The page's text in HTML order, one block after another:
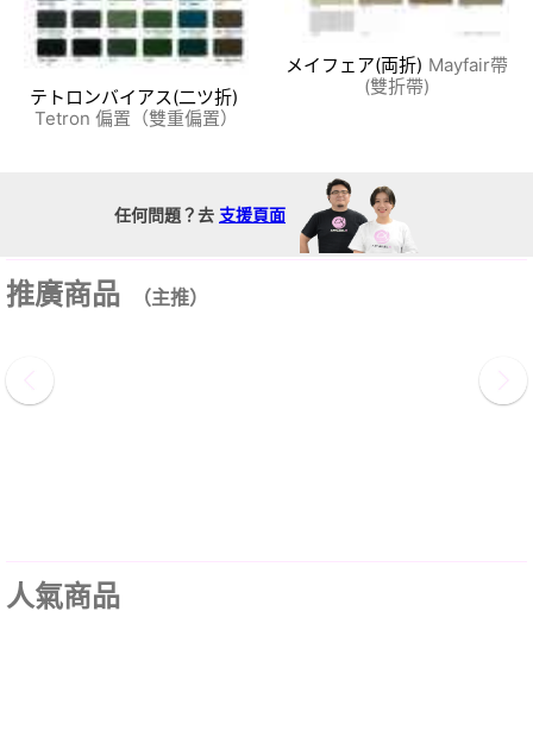
テトロンバイアス(二ツ折)
Tetron 偏置（雙重偏置）
メイフェア(両折) Mayfair帶
(雙折帶)
任何問題？去 支援頁面
推廣商品 （主推）
人氣商品